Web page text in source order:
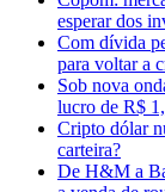
esperar dos
Com dívida
para voltar a
Sob nova
lucro de R$
Cripto dólar
carteira?
De H&M a